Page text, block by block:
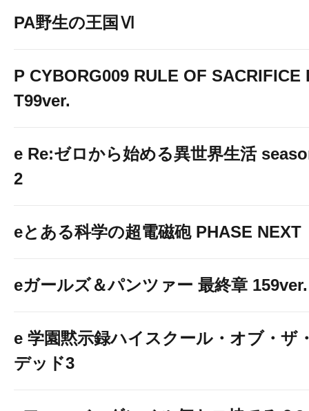
PA野生の王国Ⅵ
P CYBORG009 RULE OF SACRIFICE
T99ver.
e Re:ゼロから始める異世界生活
2
eとある科学の超電磁砲 PHASE NEXT
eガールズ＆パンツァー 最終章 159ver.
e 学園黙示録ハイスクール・オブ・ザ
デッド3